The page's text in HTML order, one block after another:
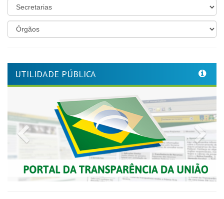
UTILIDADE PÚBLICA
Previous